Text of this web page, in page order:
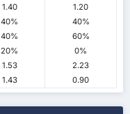
1.40
1.20
40%
40%
40%
60%
20%
0%
1.53
2.23
1.43 0.90